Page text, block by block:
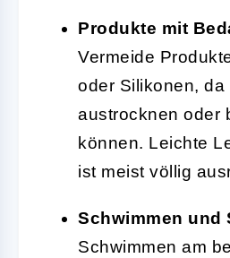
Produkte mit
Vermeide
oder Silikonen, da
austrocknen oder
können. Leichte
ist meist völlig
Schwimmen und
Schwimmen am